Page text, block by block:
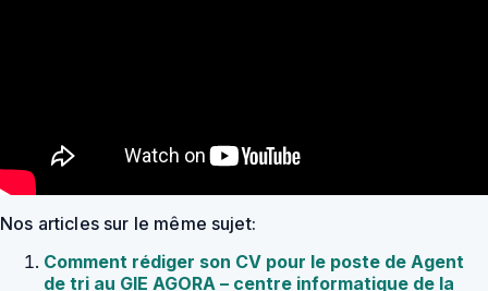
Nos articles sur le même sujet:
Comment rédiger son CV pour le poste de Agent
de tri au GIE AGORA – centre informatique de la